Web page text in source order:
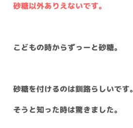
砂糖以外ありえないです。
こどもの時からずっーと砂糖。
砂糖を付けるのは釧路らしいです。
そうと知った時は驚きました。